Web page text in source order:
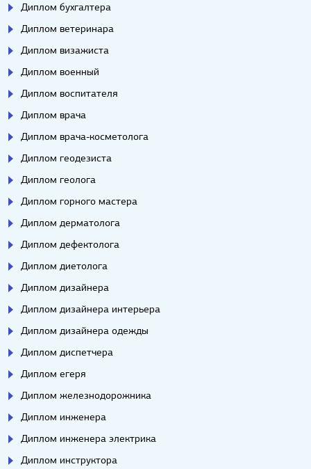
Диплом бухгалтера
Диплом ветеринара
Диплом визажиста
Диплом военный
Диплом воспитателя
Диплом врача
Диплом врача-косметолога
Диплом геодезиста
Диплом геолога
Диплом горного мастера
Диплом дерматолога
Диплом дефектолога
Диплом диетолога
Диплом дизайнера
Диплом дизайнера интерьера
Диплом дизайнера одежды
Диплом диспетчера
Диплом егеря
Диплом железнодорожника
Диплом инженера
Диплом инженера электрика
Диплом инструктора